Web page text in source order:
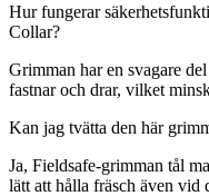
Hur fungerar
Collar?
Grimman har en svagare
fastnar och drar, vilket
Kan jag tvätta den här
Ja, Fieldsafe-grimman tål
lätt att hålla fräsch även vid